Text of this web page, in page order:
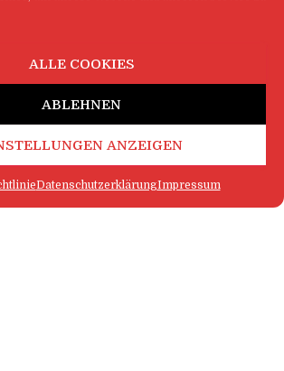
ALLE COOKIES
ABLEHNEN
ANZEIGEN
DatenschutzerklärungImpressum